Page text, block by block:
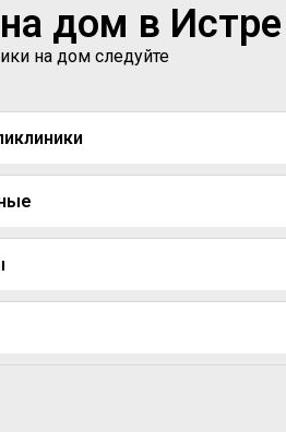
дом в Истре
на дом следуйте